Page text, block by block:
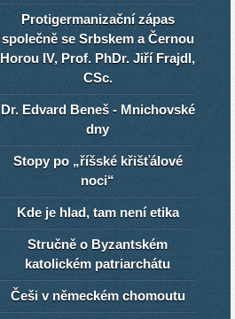
Protigermanizační zápas
společně se Srbskem a Černou
Horou IV, Prof. PhDr. Jiří Frajdl,
CSc.
Dr. Edvard Beneš - Mnichovské
dny
Stopy po „říšské křišťálové
noci“
Kde je hlad, tam není etika
Stručně o Byzantském
katolickém patriarchátu
Češi v německém chomoutu